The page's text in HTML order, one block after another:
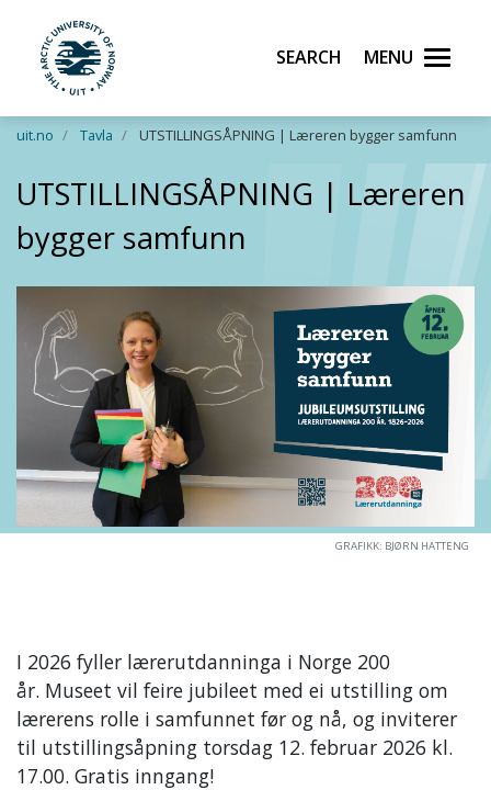
Skip to main content
UiT The Arctic University of Norway
Search Menu
uit.no Tavla UTSTILLINGSÅPNING | Læreren bygger samfunn
UTSTILLINGSÅPNING | Læreren
bygger samfunn
GRAFIKK: BJØRN HATTENG
I 2026 fyller lærerutdanninga i Norge 200
år. Museet vil feire jubileet med ei utstilling om
lærerens rolle i samfunnet før og nå, og inviterer
til utstillingsåpning torsdag 12. februar 2026 kl.
17.00. Gratis inngang!